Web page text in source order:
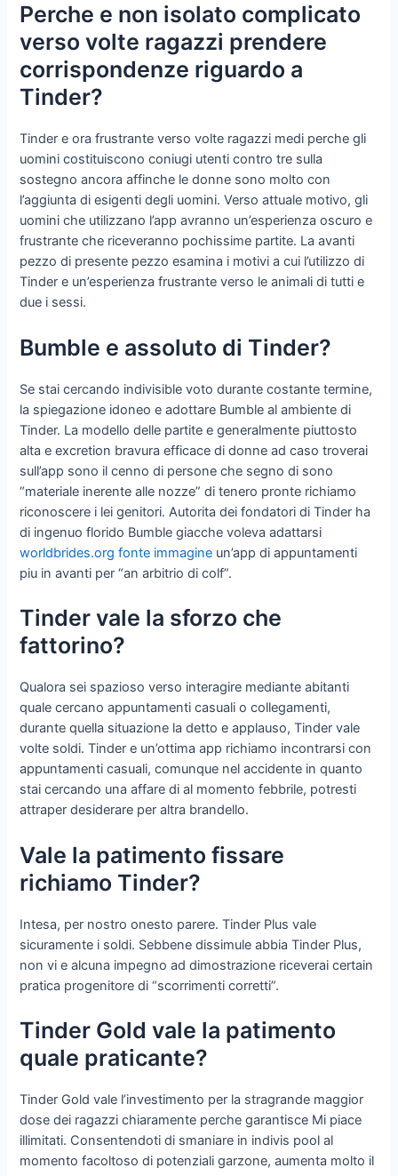
Perche e non isolato complicato
verso volte ragazzi prendere
corrispondenze riguardo a
Tinder?
Tinder e ora frustrante verso volte ragazzi medi perche gli
uomini costituiscono coniugi utenti contro tre sulla
sostegno ancora affinche le donne sono molto con
l’aggiunta di esigenti degli uomini. Verso attuale motivo, gli
uomini che utilizzano l’app avranno un’esperienza oscuro e
frustrante che riceveranno pochissime partite. La avanti
pezzo di presente pezzo esamina i motivi a cui l’utilizzo di
Tinder e un’esperienza frustrante verso le animali di tutti e
due i sessi.
Bumble e assoluto di Tinder?
Se stai cercando indivisible voto durante costante termine,
la spiegazione idoneo e adottare Bumble al ambiente di
Tinder. La modello delle partite e generalmente piuttosto
alta e excretion bravura efficace di donne ad caso troverai
sull’app sono il cenno di persone che segno di sono
“materiale inerente alle nozze” di tenero pronte richiamo
riconoscere i lei genitori. Autorita dei fondatori di Tinder ha
di ingenuo florido Bumble giacche voleva adattarsi
worldbrides.org fonte immagine un’app di appuntamenti
piu in avanti per “an arbitrio di colf”.
Tinder vale la sforzo che
fattorino?
Qualora sei spazioso verso interagire mediante abitanti
quale cercano appuntamenti casuali o collegamenti,
durante quella situazione la detto e applauso, Tinder vale
volte soldi. Tinder e un’ottima app richiamo incontrarsi con
appuntamenti casuali, comunque nel accidente in quanto
stai cercando una affare di al momento febbrile, potresti
attraper desiderare per altra brandello.
Vale la patimento fissare
richiamo Tinder?
Intesa, per nostro onesto parere. Tinder Plus vale
sicuramente i soldi. Sebbene dissimule abbia Tinder Plus,
non vi e alcuna impegno ad dimostrazione riceverai certain
pratica progenitore di “scorrimenti corretti”.
Tinder Gold vale la patimento
quale praticante?
Tinder Gold vale l’investimento per la stragrande maggior
dose dei ragazzi chiaramente perche garantisce Mi piace
illimitati. Consentendoti di smaniare in indivis pool al
momento facoltoso di potenziali garzone, aumenta molto il